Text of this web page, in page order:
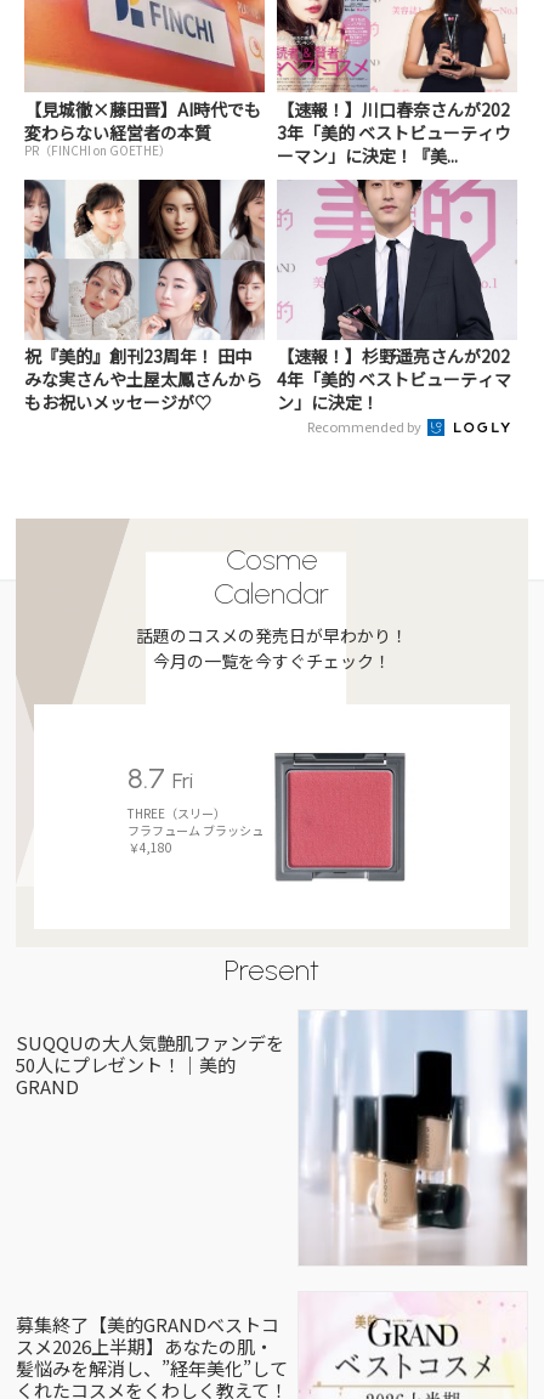
【見城徹×藤田晋】AI時代でも
変わらない経営者の本質
PR（FINCHI on GOETHE）
【速報！】川口春奈さんが202
3年「美的 ベストビューティウ
ーマン」に決定！『美...
祝『美的』創刊23周年！ 田中
みな実さんや土屋太鳳さんから
もお祝いメッセージが♡
【速報！】杉野遥亮さんが202
4年「美的 ベストビューティマ
ン」に決定！
Recommended by
Cosme
Calendar
話題のコスメの発売日が早わかり！
今月の一覧を今すぐチェック！
8.7Fri
THREE（スリー）
フラフューム ブラッシュ
￥4,180
Present
SUQQUの大人気艶肌ファンデを
50人にプレゼント！｜美的
GRAND
募集終了【美的GRANDベストコ
スメ2026上半期】あなたの肌・
髪悩みを解消し、”経年美化”して
くれたコスメをくわしく教えて！